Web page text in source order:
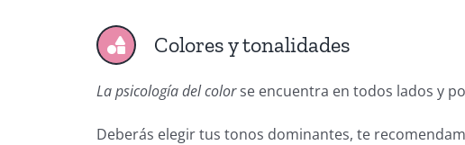
Colores y tonalidades
La psicología del colorse encuentra en todos lados y
Deberás elegir tus tonos dominantes, te